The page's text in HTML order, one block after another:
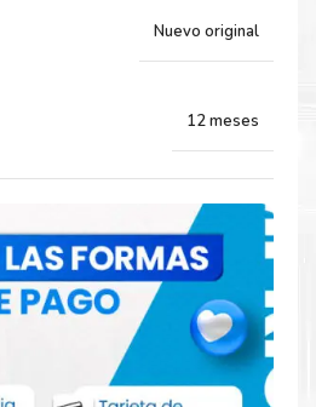
106R03748 Cian
C7020 C7025
y atención para adquirir tus
todos los dias. Escríbenos o
Nuevo original
12 meses